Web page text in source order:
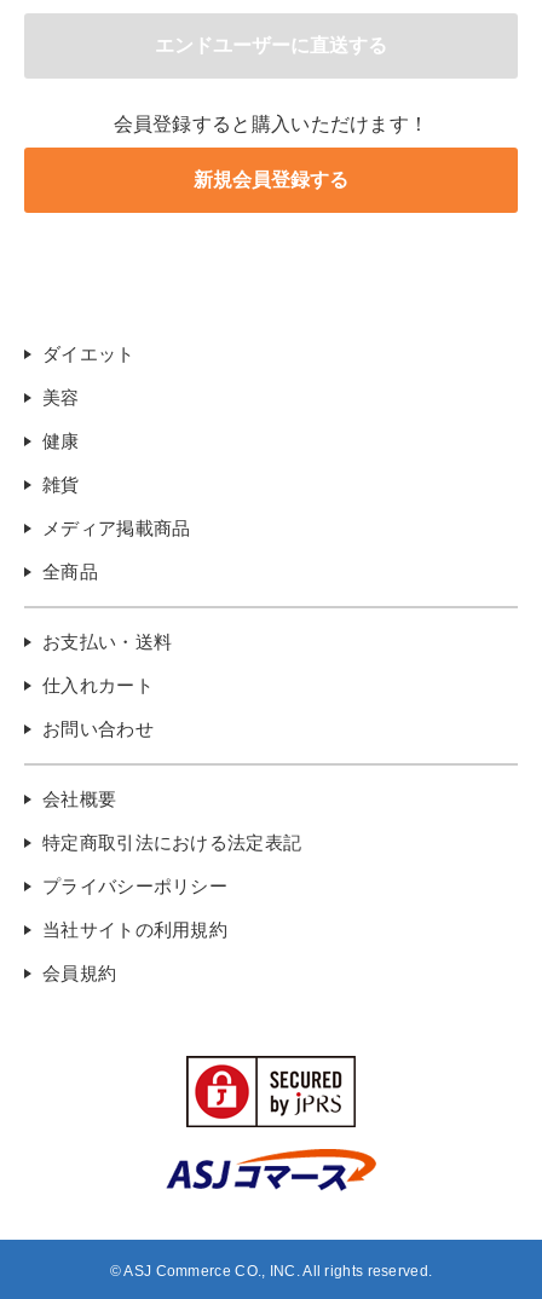
会員登録すると購入いただけます！
ダイエット
美容
健康
雑貨
メディア掲載商品
全商品
お支払い・送料
仕入れカート
お問い合わせ
会社概要
特定商取引法における法定表記
プライバシーポリシー
当社サイトの利用規約
会員規約
© ASJ Commerce CO., INC. All rights reserved.